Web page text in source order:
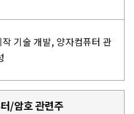
기술 개발, 양자컴퓨터 관
/암호 관련주